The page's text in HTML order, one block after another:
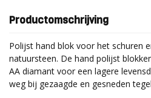
Productomschrijving
Polijst hand blok voor het schuren
natuursteen. De hand polijst
AA diamant voor een lagere
weg bij gezaagde en gesneden